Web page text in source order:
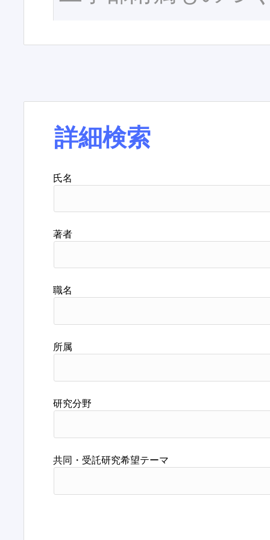
詳細検索
氏名
著者
職名
所属
研究分野
共同・受託研究希望テーマ